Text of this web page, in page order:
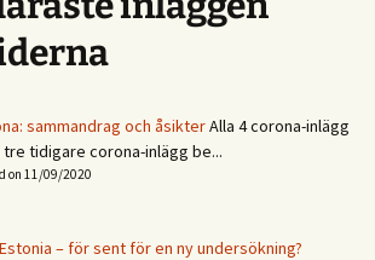
sammandrag och åsikterAlla 4 corona-inlägg
tre tidigare corona-inlägg be...
on 11/09/2020
– för sent för en ny undersökning?